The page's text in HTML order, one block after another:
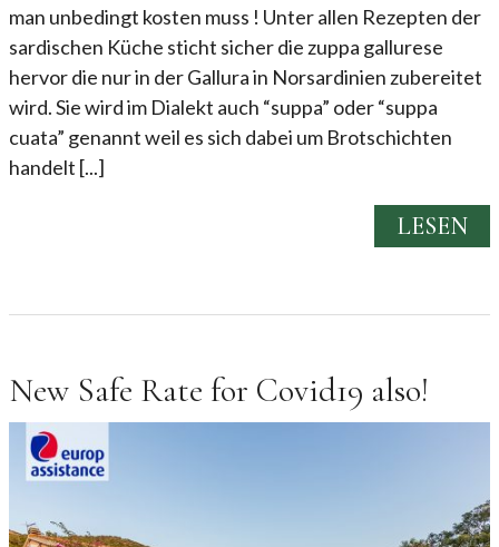
man unbedingt kosten muss ! Unter allen Rezepten der
sardischen Küche sticht sicher die zuppa gallurese
hervor die nur in der Gallura in Norsardinien zubereitet
wird. Sie wird im Dialekt auch “suppa” oder “suppa
cuata” genannt weil es sich dabei um Brotschichten
handelt [...]
LESEN
New Safe Rate for Covid19 also!